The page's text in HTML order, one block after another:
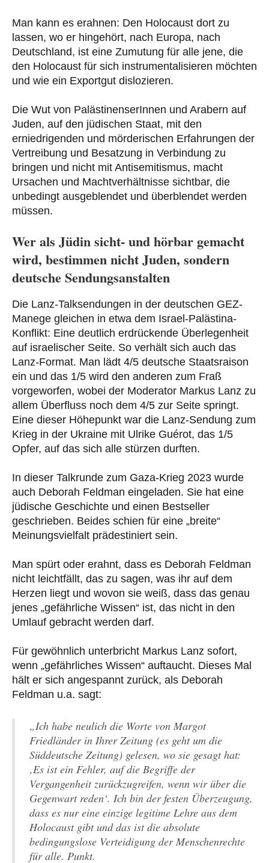
Man kann es erahnen: Den Holocaust dort zu
lassen, wo er hingehört, nach Europa, nach
Deutschland, ist eine Zumutung für alle jene, die
den Holocaust für sich instrumentalisieren möchten
und wie ein Exportgut dislozieren.
Die Wut von PalästinenserInnen und Arabern auf
Juden, auf den jüdischen Staat, mit den
erniedrigenden und mörderischen Erfahrungen der
Vertreibung und Besatzung in Verbindung zu
bringen und nicht mit Antisemitismus, macht
Ursachen und Machtverhältnisse sichtbar, die
unbedingt ausgeblendet und überblendet werden
müssen.
Wer als Jüdin sicht- und hörbar gemacht
wird, bestimmen nicht Juden, sondern
deutsche Sendungsanstalten
Die Lanz-Talksendungen in der deutschen GEZ-
Manege gleichen in etwa dem Israel-Palästina-
Konflikt: Eine deutlich erdrückende Überlegenheit
auf israelischer Seite. So verhält sich auch das
Lanz-Format. Man lädt 4/5 deutsche Staatsraison
ein und das 1/5 wird den anderen zum Fraß
vorgeworfen, wobei der Moderator Markus Lanz zu
allem Überfluss noch dem 4/5 zur Seite springt.
Eine dieser Höhepunkt war die Lanz-Sendung zum
Krieg in der Ukraine mit Ulrike Guérot, das 1/5
Opfer, auf das sich alle stürzen durften.
In dieser Talkrunde zum Gaza-Krieg 2023 wurde
auch Deborah Feldman eingeladen. Sie hat eine
jüdische Geschichte und einen Bestseller
geschrieben. Beides schien für eine „breite“
Meinungsvielfalt prädestiniert sein.
Man spürt oder erahnt, dass es Deborah Feldman
nicht leichtfällt, das zu sagen, was ihr auf dem
Herzen liegt und wovon sie weiß, dass das genau
jenes „gefährliche Wissen“ ist, das nicht in den
Umlauf gebracht werden darf.
Für gewöhnlich unterbricht Markus Lanz sofort,
wenn „gefährliches Wissen“ auftaucht. Dieses Mal
hält er sich angespannt zurück, als Deborah
Feldman u.a. sagt:
„Ich habe neulich die Worte von Margot
Friedländer in Ihrer Zeitung (es geht um die
Süddeutsche Zeitung) gelesen, wo sie gesagt hat:
‚Es ist ein Fehler, auf die Begriffe der
Vergangenheit zurückzugreifen, wenn wir über die
Gegenwart reden‘. Ich bin der festen Überzeugung,
dass es nur eine einzige legitime Lehre aus dem
Holocaust gibt und das ist die absolute
bedingungslose Verteidigung der Menschenrechte
für alle. Punkt.